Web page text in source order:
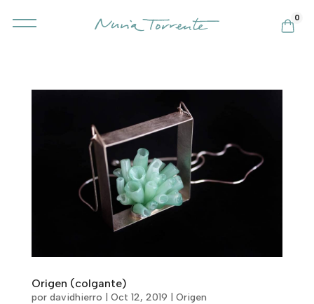
0
Origen (colgante)
por davidhierro Oct 12, 2019 Origen